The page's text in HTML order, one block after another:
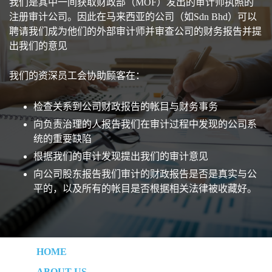
我们是其中一间获取财政部（MOF）发出的审计师执照的
注册审计公司。因此在马来西亚的公司（如Sdn Bhd）可以
聘请我们成为他们的外部审计师并审查公司的财务报告并提
出我们的意见
我们的资深员工会协助顾客在：
检查关系到公司财政报告的帐目与财务事务
向负责治理的人报告我们在审计过程中发现的公司系
统的重要缺陷
根据我们的审计发现提出我们的审计意见
向公司股东报告我们审计的财政报告是否是真实与公
平的，以及所有的帐目是否根据相关法律被收藏好。
HOME